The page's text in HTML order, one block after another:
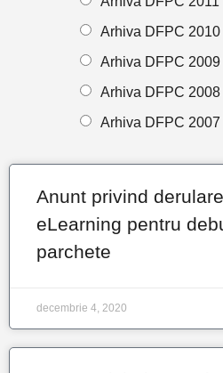
Arhiva DFPC 2010
Arhiva DFPC 2009
Arhiva DFPC 2008
Arhiva DFPC 2007
Anunt privind
eLearning pentru
parchete
decembrie 4, 2020